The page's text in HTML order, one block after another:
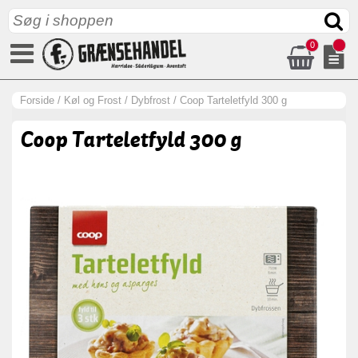
0
Forside / Køl og Frost / Dybfrost / Coop Tarteletfyld 300 g
Coop Tarteletfyld 300 g